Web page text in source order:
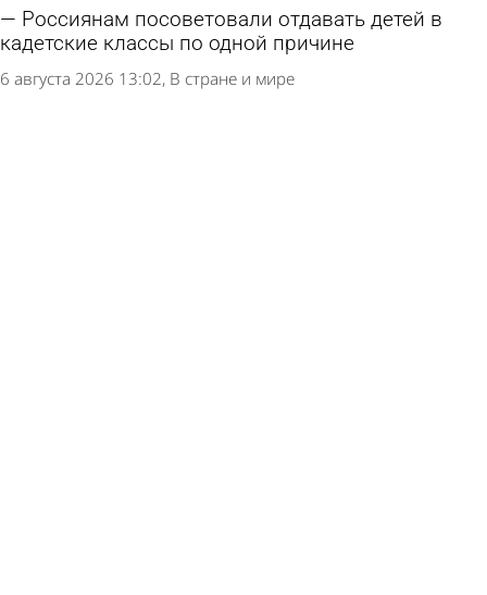
Россиянам посоветовали отдавать детей в
кадетские классы по одной причине
6 августа 2026 13:02 В стране и мире